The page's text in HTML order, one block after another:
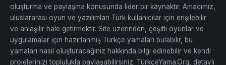
oluşturma ve paylaşma konusunda lider bir kaynaktır. Amacımız,
uluslararası oyun ve yazılımları Türk kullanıcılar için erişilebilir
ve anlaşılır hale getirmektir. Site üzerinden, çeşitli oyunlar ve
uygulamalar için hazırlanmış Türkçe yamaları bulabilir, bu
yamaları nasıl oluşturacağınız hakkında bilgi edinebilir ve kendi
projelerinizi toplulukla paylaşabilirsiniz. TürkçeYama.Org, detaylı